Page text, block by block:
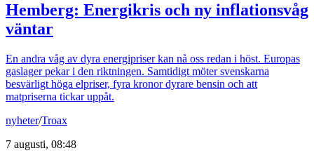
Hemberg: Energikris och ny inflationsvåg
väntar
En andra våg av dyra energipriser kan nå oss redan i höst. Europas
gaslager pekar i den riktningen. Samtidigt möter svenskarna
besvärligt höga elpriser, fyra kronor dyrare bensin och att
matpriserna tickar uppåt.
nyheter/Troax
7 augusti, 08:48